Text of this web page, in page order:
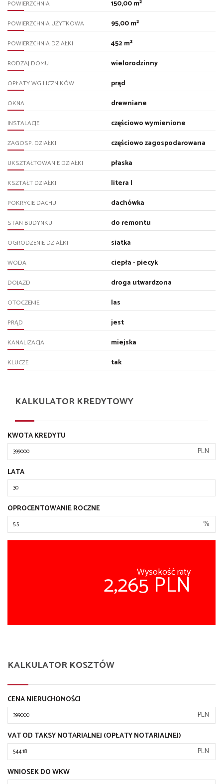
POWIERZCHNIA 150,00 m²
POWIERZCHNIA UŻYTKOWA 95,00 m²
POWIERZCHNIA DZIAŁKI 452 m²
RODZAJ DOMU wielorodzinny
OPŁATY WG LICZNIKÓW prąd
OKNA drewniane
INSTALACJE częściowo wymienione
ZAGOSP. DZIAŁKI częściowo zagospodarowana
UKSZTAŁTOWANIE DZIAŁKI płaska
KSZTAŁT DZIAŁKI litera l
POKRYCIE DACHU dachówka
STAN BUDYNKU do remontu
OGRODZENIE DZIAŁKI siatka
WODA ciepła - piecyk
DOJAZD droga utwardzona
OTOCZENIE las
PRĄD jest
KANALIZACJA miejska
KLUCZE tak
KALKULATOR KREDYTOWY
KWOTA KREDYTU
PLN
LATA
OPROCENTOWANIE ROCZNE
%
Wysokość raty
2,265 PLN
KALKULATOR KOSZTÓW
CENA NIERUCHOMOŚCI
PLN
VAT OD TAKSY NOTARIALNEJ (OPŁATY NOTARIALNEJ)
PLN
WNIOSEK DO WKW